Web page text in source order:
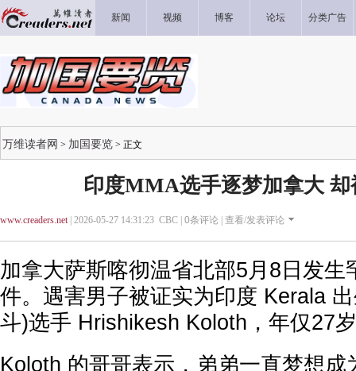
新闻 视频 博客 论坛 分类广告
万维读者网 > 加国要览 > 正文
印度MMA选手逐梦加拿大 却
www.creaders.net| 2026-05-27 14:31:23 CBC | 0条评论 | 查看/发表评论
加拿大萨斯喀彻温省北部5月8日发生
件。遇害男子被证实为印度 Kerala
斗)选手 Hrishikesh Koloth，年仅27
Koloth 的哥哥表示，弟弟一直梦想成